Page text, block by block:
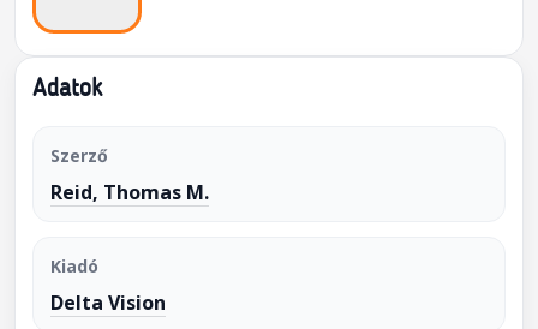
Adatok
Szerző
Reid, Thomas M.
Kiadó
Delta Vision